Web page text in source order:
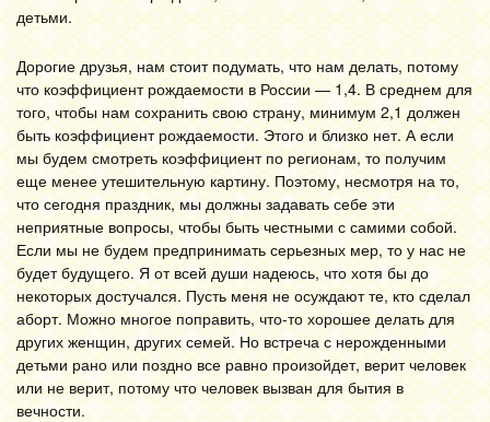
детьми.
Дорогие друзья, нам стоит подумать, что нам делать, потому
что коэффициент рождаемости в России — 1,4. В среднем для
того, чтобы нам сохранить свою страну, минимум 2,1 должен
быть коэффициент рождаемости. Этого и близко нет. А если
мы будем смотреть коэффициент по регионам, то получим
еще менее утешительную картину. Поэтому, несмотря на то,
что сегодня праздник, мы должны задавать себе эти
неприятные вопросы, чтобы быть честными с самими собой.
Если мы не будем предпринимать серьезных мер, то у нас не
будет будущего. Я от всей души надеюсь, что хотя бы до
некоторых достучался. Пусть меня не осуждают те, кто сделал
аборт. Можно многое поправить, что-то хорошее делать для
других женщин, других семей. Но встреча с нерожденными
детьми рано или поздно все равно произойдет, верит человек
или не верит, потому что человек вызван для бытия в
вечности.